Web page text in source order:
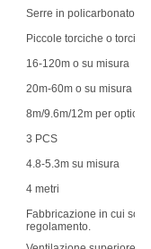
Serre in policarbonato a
Piccole torciche o
16-120m o su misura
20m-60m o su misura
8m/9.6m/12m per
3 PCS
4.8-5.3m su misura
4 metri
Fabbricazione in cui
regolamento.